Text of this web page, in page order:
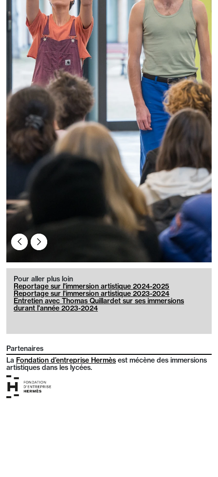
Pour aller plus loin
Reportage sur l'immersion artistique 2024-2025
Reportage sur l'immersion artistique 2023-2024
Entretien avec Thomas Quillardet sur ses immersions
durant l'année 2023-2024
Partenaires
La Fondation d’entreprise Hermès est mécène des immersions
artistiques dans les lycées.